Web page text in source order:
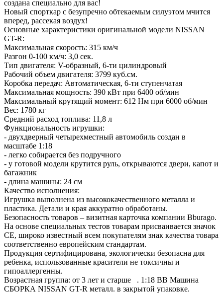
создана специально для вас!
Новый спорткар с безупречно обтекаемым силуэтом мчится
вперед, рассекая воздух!
Основные характеристики оригинальной модели NISSAN
GT-R:
Максимальная скорость: 315 км/ч
Разгон 0-100 км/ч: 3,0 сек.
Тип двигателя: V-образный, 6-ти цилиндровый
Рабочий объем двигателя: 3799 куб.см.
Коробка передач: Автоматическая, 6-ти ступенчатая
Максимальная мощность: 390 кВт при 6400 об/мин
Максимальный крутящий момент: 612 Нм при 6000 об/мин
Вес: 1780 кг
Средний расход топлива: 11,8 л
Функциональность игрушки:
- двухдверный четырехместный автомобиль создан в
масштабе 1:18
- легко собирается без подручного
- у готовой модели крутится руль, открываются двери, капот и
багажник
- длина машины: 24 см
Качество исполнения:
Игрушка выполнена из высококачественного металла и
пластика. Детали и края аккуратно обработаны.
Безопасность товаров – визитная карточка компании Bburago.
На основе специальных тестов товарам присваивается значок
CE, широко известный всем покупателям знак качества товара
соответственно европейским стандартам.
Продукция сертифицирована, экологически безопасна для
ребенка, использованные красители не токсичны и
гипоаллергенны.
Возрастная группа: от 3 лет и старше . 1:18 BB Машина
СБОРКА NISSAN GT-R металл. в закрытой упаковке.